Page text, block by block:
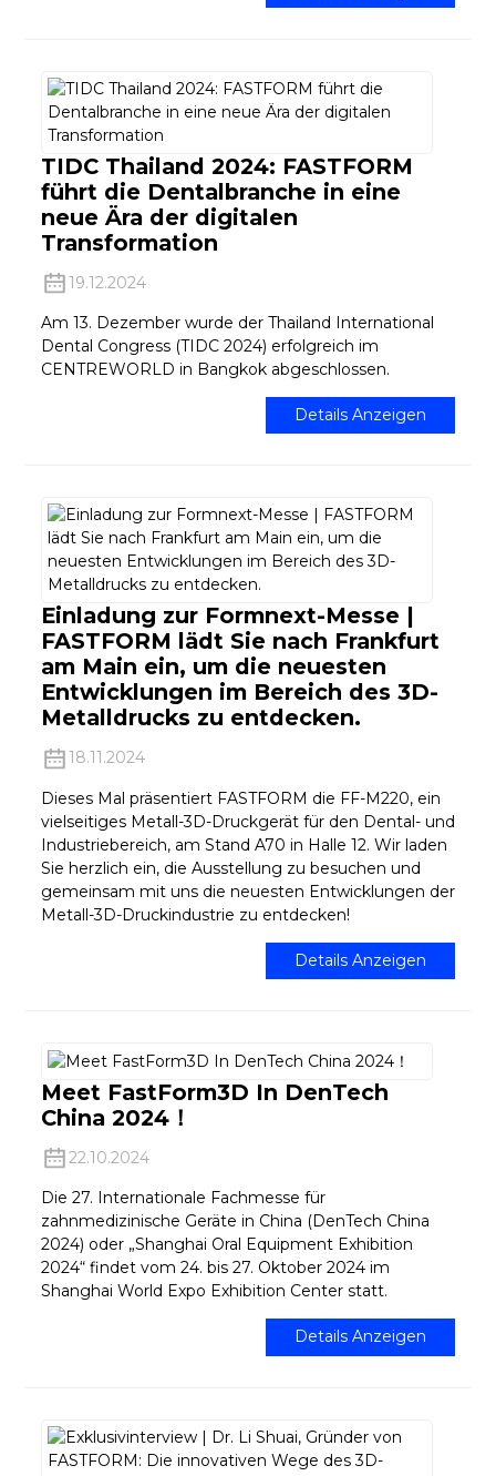
TIDC Thailand 2024: FASTFORM
führt die Dentalbranche in eine
neue Ära der digitalen
Transformation
19.12.2024
Am 13. Dezember wurde der Thailand International
Dental Congress (TIDC 2024) erfolgreich im
CENTREWORLD in Bangkok abgeschlossen.
Details Anzeigen
Einladung zur Formnext-Messe |
FASTFORM lädt Sie nach Frankfurt
am Main ein, um die neuesten
Entwicklungen im Bereich des 3D-
Metalldrucks zu entdecken.
18.11.2024
Dieses Mal präsentiert FASTFORM die FF-M220, ein
vielseitiges Metall-3D-Druckgerät für den Dental- und
Industriebereich, am Stand A70 in Halle 12. Wir laden
Sie herzlich ein, die Ausstellung zu besuchen und
gemeinsam mit uns die neuesten Entwicklungen der
Metall-3D-Druckindustrie zu entdecken!
Details Anzeigen
Meet FastForm3D In DenTech
China 2024！
22.10.2024
Die 27. Internationale Fachmesse für
zahnmedizinische Geräte in China (DenTech China
2024) oder „Shanghai Oral Equipment Exhibition
2024“ findet vom 24. bis 27. Oktober 2024 im
Shanghai World Expo Exhibition Center statt.
Details Anzeigen